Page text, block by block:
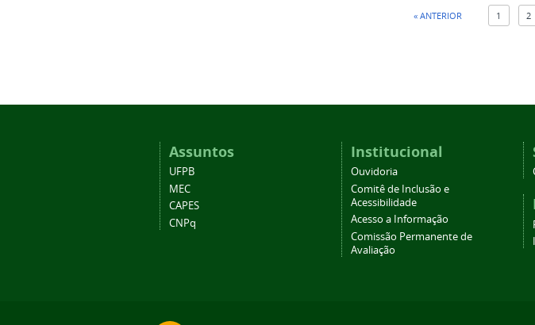
« ANTERIOR 1 2
Assuntos
UFPB
MEC
CAPES
CNPq
Institucional
Ouvidoria
Comitê de Inclusão e
Acessibilidade
Acesso a Informação
Comissão Permanente de
Avaliação